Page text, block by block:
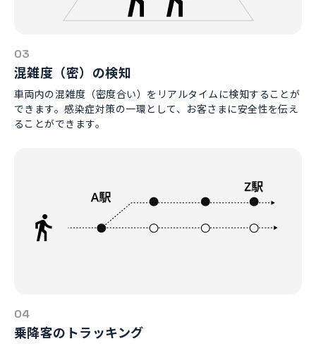
03
混雑度（密）の検知
車両内の混雑度（密度合い）をリアルタイムに検知することが
できます。感染症対策の一環として、お客さまに安全性を伝え
ることができます。
04
乗降客のトラッキング